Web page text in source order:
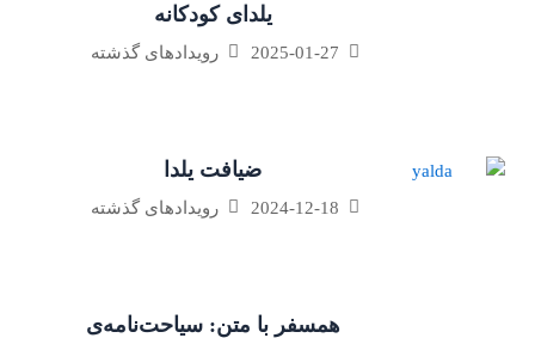
یلدای کودکانه
2025-01-27 رویدادهای گذشته
ضیافت یلدا
2024-12-18 رویدادهای گذشته
همسفر با متن: سیاحت‌نامه‌ی